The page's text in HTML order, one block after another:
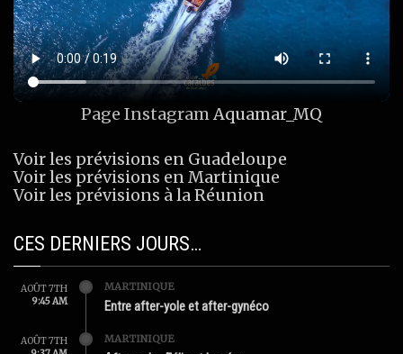
Page InstagramAquamar_MQ
Voir les prévisions en Guadeloupe
Voir les prévisions en Martinique
Voir les prévisions à la Réunion
CES DERNIERS JOURS…
AOÛT 7TH
9:45 AM
MARTINIQUE
Entre after-yole et after-gynéco
AOÛT 7TH
MARTINIQUE